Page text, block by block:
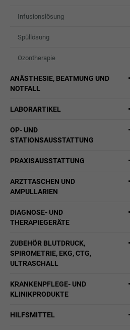
Infusionslösung
Spüllösung
Ozontherapie
ANÄSTHESIE, BEATMUNG UND
NOTFALL
LABORARTIKEL
OP- UND
STATIONSAUSSTATTUNG
PRAXISAUSSTATTUNG
ARZTTASCHEN UND
AMPULLARIEN
DIAGNOSE- UND
THERAPIEGERÄTE
ZUBEHÖR BLUTDRUCK,
SPIROMETRIE, EKG, CTG,
ULTRASCHALL
KRANKENPFLEGE- UND
KLINIKPRODUKTE
HILFSMITTEL